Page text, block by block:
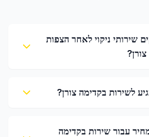
שירותי ניקוי לאחר הצפות
לשירות בקדימה צורן?
עבור שירות בקדימה